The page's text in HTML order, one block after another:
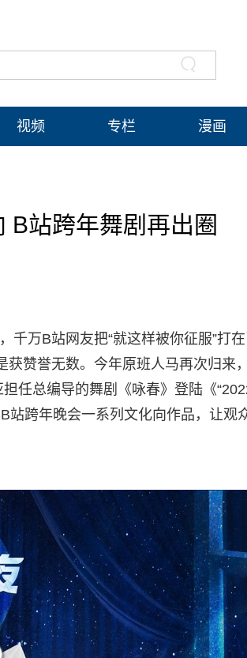
视频 专栏 漫画
B站跨年舞剧再出圈
千万B站网友把“就这样被你征服”打在
赞誉无数。今年原班人马再次归来
任总编导的舞剧《咏春》登陆《
站跨年晚会一系列文化向作品，让观